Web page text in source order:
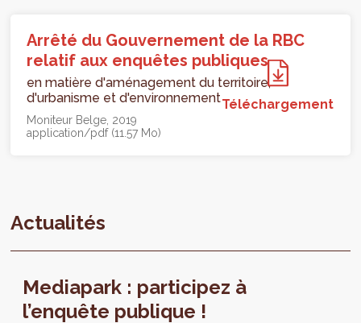
Arrêté du Gouvernement de la RBC
relatif aux enquêtes publiques
en matière d'aménagement du territoire,
d'urbanisme et d'environnement
Moniteur Belge 2019
application/pdf (11.57 Mo)
Téléchargement
Actualités
Mediapark : participez à
l’enquête publique !